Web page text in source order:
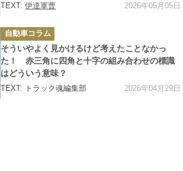
TEXT:伊達軍曹 2026年05月05日
カ
テ
ゴ
リ
ー
自動車コラム
そういやよく見かけるけど考えたことなかっ
た！ 赤三角に四角と十字の組み合わせの標識
はどういう意味？
TEXT: トラック魂編集部 2026年04月29日